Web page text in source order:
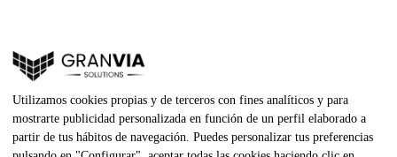
Utilizamos cookies propias y de terceros con fines analíticos y para
mostrarte publicidad personalizada en función de un perfil elaborado a
partir de tus hábitos de navegación. Puedes personalizar tus preferencias